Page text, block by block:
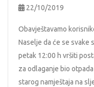
22/10/2019
Obavještavamo
Naselje da će se svake
petak 12:00 h vršiti
za odlaganje bio
starog namještaja na